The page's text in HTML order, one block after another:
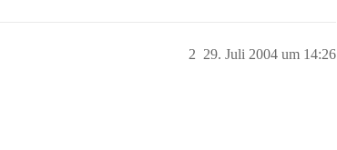
29. Juli 2004 um 14:26
2